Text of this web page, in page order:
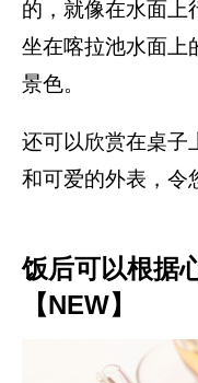
的，就像在水面上
坐在喀拉池水面上
景色。
还可以欣赏在桌子
和可爱的外表，令
饭后可以根据
【NEW】